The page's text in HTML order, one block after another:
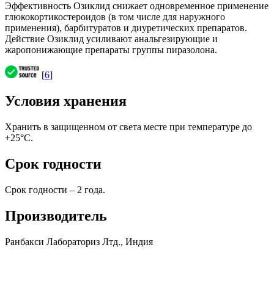
Эффективность Озиклид снижает одновременное применение
глюкокортикостероидов (в том числе для наружного
применения), барбитуратов и диуретических препаратов.
Действие Озиклид усиливают анальгезирующие и
жаропонижающие препараты группы пиразолона.
[6]
Условия хранения
Хранить в защищенном от света месте при температуре до
+25°С.
Срок годности
Срок годности – 2 года.
Производитель
Ранбакси Лабораториз Лтд., Индия